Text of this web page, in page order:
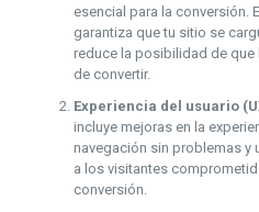
esencial para la conversión.
garantiza que tu sitio se
reduce la posibilidad de que
de convertir.
Experiencia del usuario
incluye mejoras en la
navegación sin problemas y
a los visitantes
conversión.